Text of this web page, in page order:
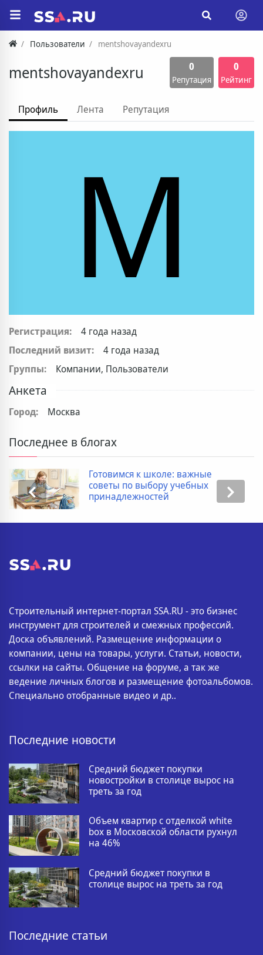
Пользователи mentshovayandexru
mentshovayandexru 0
Репутация
0
Рейтинг
Профиль Лента Репутация
M
Регистрация:
4 года назад
Последний визит:
4 года назад
Группы:
Компании, Пользователи
Анкета
Город: Москва
Последнее в блогах
Готовимся к школе: важные
советы по выбору учебных
принадлежностей
Строительный интернет-портал SSA.RU - это бизнес
инструмент для строителей и смежных профессий.
Доска объявлений. Размещение информации о
компании, цены на товары, услуги. Статьи, новости,
ссылки на сайты. Общение на форуме, а так же
ведение личных блогов и размещение фотоальбомов.
Специально отобранные видео и др..
Последние новости
Средний бюджет покупки
новостройки в столице вырос на
треть за год
Объем квартир с отделкой white
box в Московской области рухнул
на 46%
Средний бюджет покупки в
столице вырос на треть за год
Последние статьи